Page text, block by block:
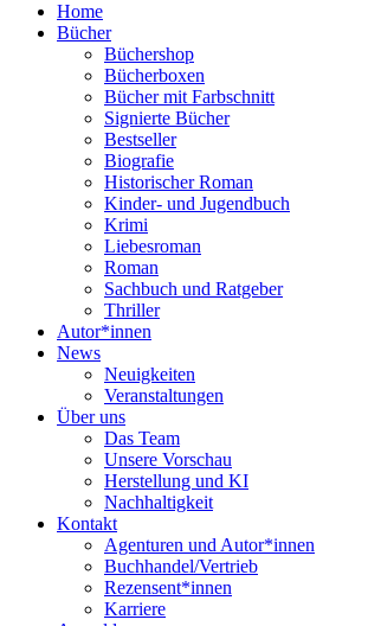
Home
Bücher
Büchershop
Bücherboxen
Bücher mit Farbschnitt
Signierte Bücher
Bestseller
Biografie
Historischer Roman
Kinder- und Jugendbuch
Krimi
Liebesroman
Roman
Sachbuch und Ratgeber
Thriller
Autor*innen
News
Neuigkeiten
Veranstaltungen
Über uns
Das Team
Unsere Vorschau
Herstellung und KI
Nachhaltigkeit
Kontakt
Agenturen und Autor*innen
Buchhandel/Vertrieb
Rezensent*innen
Karriere